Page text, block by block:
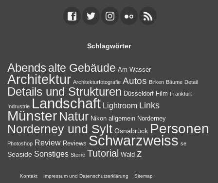
Schlagwörter
Abends alte Gebäude Am Wasser
Architektur Architekturfotografie Autos Birken Bäume Detail
Details und Strukturen Düsseldorf Film Frankfurt
Indrustrie Landschaft Lightroom Links
Münster Natur Nikon allgemein Norderney
Norderney und Sylt Osnabrück Personen
Photoshop Review Reviews Schwarzweiss se
Seaside Sonstiges Steine Tutorial Wald z
Kontakt Impressum und Datenschutzerklärung Sitemap